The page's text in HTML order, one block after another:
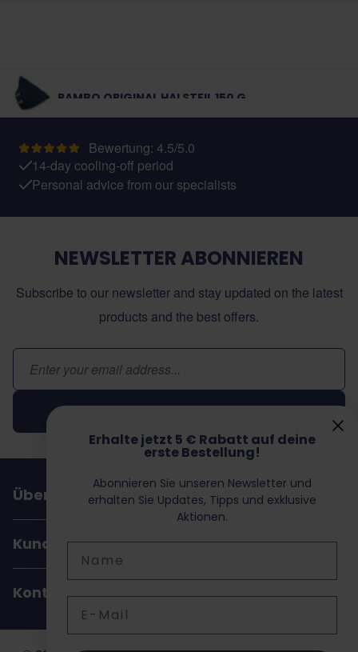
RAMBO ORIGINAL HALSTEIL 150 G
Bewertung: 4.5/5.0
14-day cooling-off period
Personal advice from our specialists
NEWSLETTER ABONNIEREN
Subscribe to our newsletter and stay updated on the latest
products and the best offers.
E-Mail-Adresse
Abonnieren
Über Dochorse
Kundenservice
Kontakt
Erhalte jetzt 5 € Rabatt auf deine
erste Bestellung!
Abonnieren Sie unseren Newsletter und
erhalten Sie Updates, Tipps und exklusive
Aktionen.